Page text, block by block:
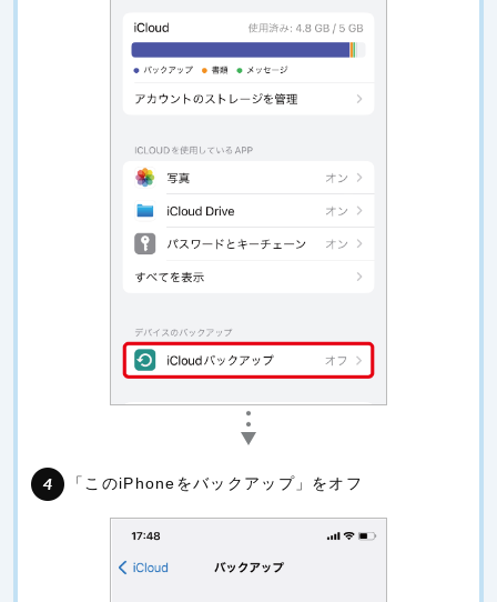
「このiPhoneをバックアップ」をオフ